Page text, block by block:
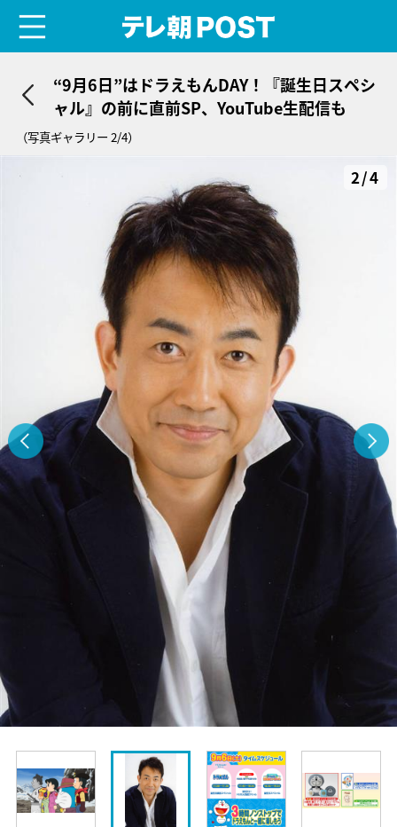
“9月6日”はドラえもんDAY！『誕生日スペシ
ャル』の前に直前SP、YouTube生配信も
（写真ギャラリー 2/4）
2/4